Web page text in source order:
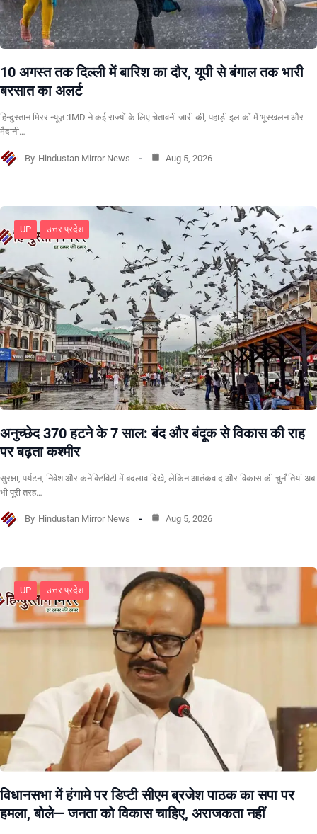
10 अगस्त तक दिल्ली में बारिश का दौर, यूपी से बंगाल तक भारी
बरसात का अलर्ट
हिन्दुस्तान मिरर न्यूज़ :IMD ने कई राज्यों के लिए चेतावनी जारी की, पहाड़ी इलाकों में भूस्खलन और
मैदानी…
By Hindustan Mirror News Aug 5, 2026
UP उत्तर प्रदेश
अनुच्छेद 370 हटने के 7 साल: बंद और बंदूक से विकास की राह
पर बढ़ता कश्मीर
सुरक्षा, पर्यटन, निवेश और कनेक्टिविटी में बदलाव दिखे, लेकिन आतंकवाद और विकास की चुनौतियां अब
भी पूरी तरह…
By Hindustan Mirror News Aug 5, 2026
UP उत्तर प्रदेश
विधानसभा में हंगामे पर डिप्टी सीएम ब्रजेश पाठक का सपा पर
हमला, बोले— जनता को विकास चाहिए, अराजकता नहीं